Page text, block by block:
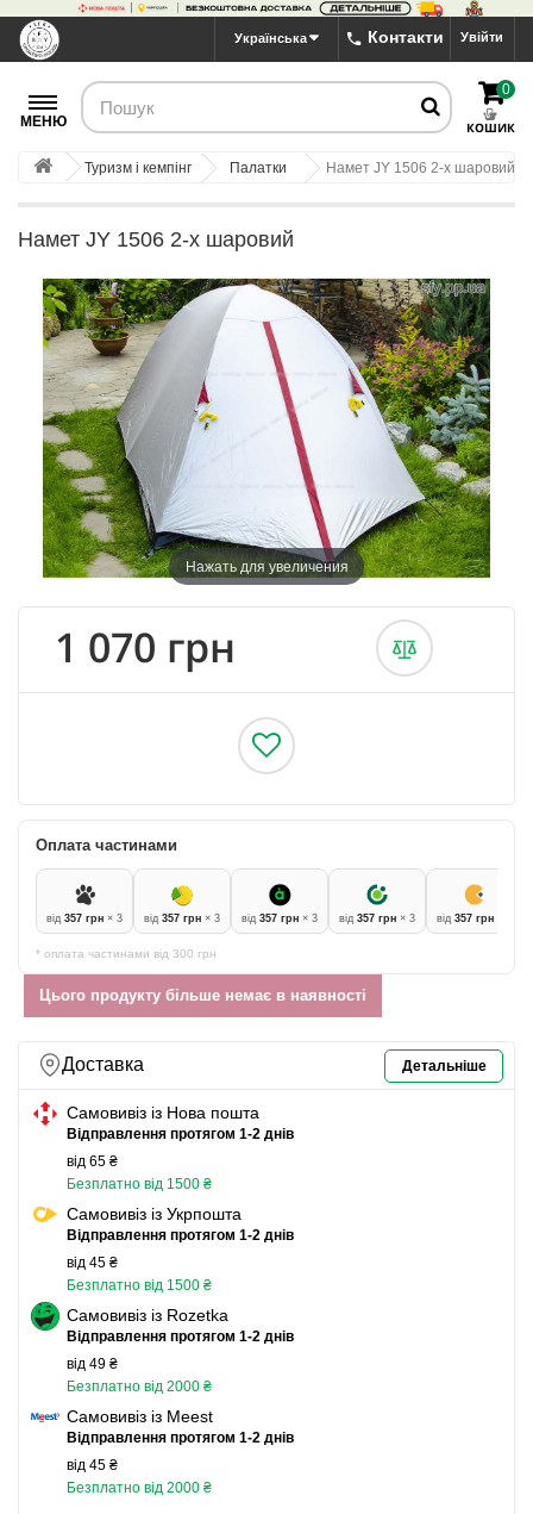
Увійти
Контакти
Українська
КОШИК
0
МЕНЮ
Туризм і кемпінг Палатки Намет JY 1506 2-х шаровий
Намет JY 1506 2-х шаровий
Нажать для увеличения
1 070 грн
Оплата частинами
від 357 грн × 3 від 357 грн × 3 від 357 грн × 3 від 357 грн × 3 від 357 грн
* оплата частинами від 300 грн
Цього продукту більше немає в наявності
Доставка Детальніше
Самовивіз із Нова пошта
Відправлення протягом 1-2 днів
від 65 ₴
Безплатно від 1500 ₴
Самовивіз із Укрпошта
Відправлення протягом 1-2 днів
від 45 ₴
Безплатно від 1500 ₴
Самовивіз із Rozetka
Відправлення протягом 1-2 днів
від 49 ₴
Безплатно від 2000 ₴
Самовивіз із Meest
Відправлення протягом 1-2 днів
від 45 ₴
Безплатно від 2000 ₴